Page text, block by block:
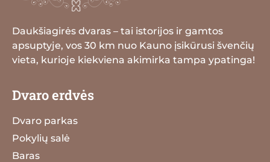
Daukšiagirės dvaras – tai istorijos ir gamtos
apsuptyje, vos 30 km nuo Kauno įsikūrusi švenčių
vieta, kurioje kiekviena akimirka tampa ypatinga!
Dvaro erdvės
Dvaro parkas
Pokylių salė
Baras